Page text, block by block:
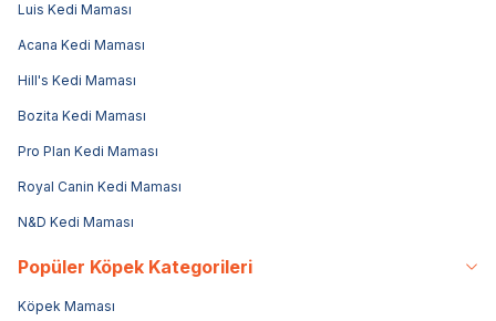
Luis Kedi Maması
Acana Kedi Maması
Hill's Kedi Maması
Bozita Kedi Maması
Pro Plan Kedi Maması
Royal Canin Kedi Maması
N&D Kedi Maması
Popüler Köpek Kategorileri
Köpek Maması